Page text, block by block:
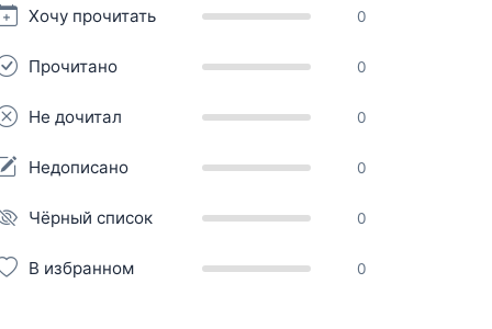
Хочу прочитать 0
Прочитано 0
Не дочитал 0
Недописано 0
Чёрный список 0
В избранном 0